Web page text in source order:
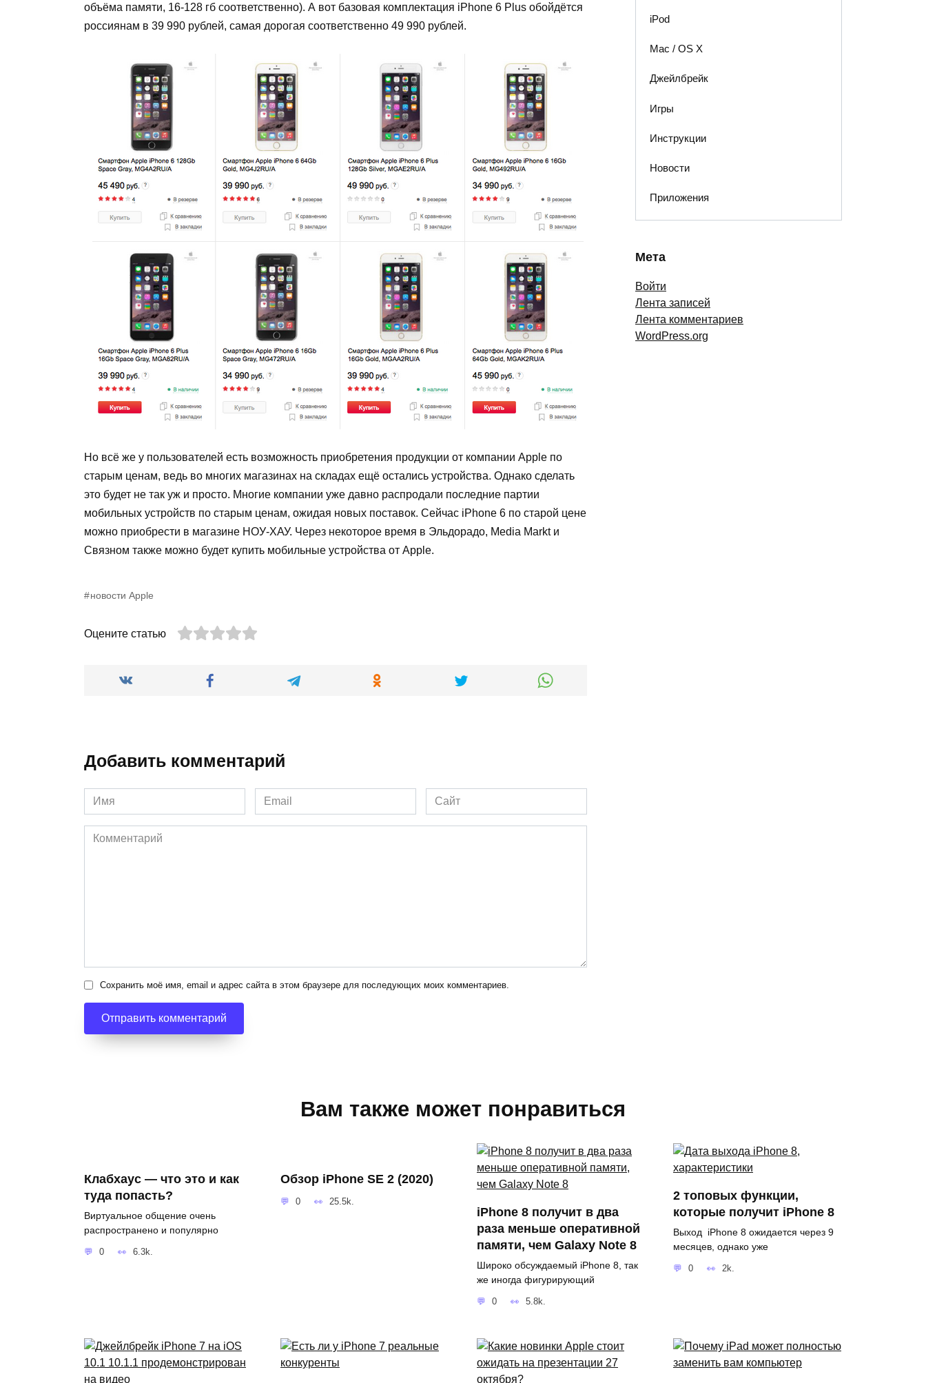
объёма памяти, 16-128 гб соответственно). А вот базовая комплектация iPhone 6 Plus обойдётся
россиянам в 39 990 рублей, самая дорогая соответственно 49 990 рублей.
Но всё же у пользователей есть возможность приобретения продукции от компании Apple по
старым ценам, ведь во многих магазинах на складах ещё остались устройства. Однако сделать
это будет не так уж и просто. Многие компании уже давно распродали последние партии
мобильных устройств по старым ценам, ожидая новых поставок. Сейчас iPhone 6 по старой цене
можно приобрести в магазине НОУ-ХАУ. Через некоторое время в Эльдорадо, Media Markt и
Связном также можно будет купить мобильные устройства от Apple.
новости Apple
Оцените статью
Добавить комментарий
Имя
*
Email
*
Сайт
Комментарий
Сохранить моё имя, email и адрес сайта в этом браузере для последующих моих комментариев.
iPod
Mac / OS X
Джейлбрейк
Игры
Инструкции
Новости
Приложения
Мета
Войти
Лента записей
Лента комментариев
WordPress.org
Вам также может понравиться
Клабхаус — что это и как
туда попасть?
Виртуальное общение очень
распространено и популярно
0 6.3k.
Обзор iPhone SE 2 (2020)
0 25.5k.
iPhone 8 получит в два
раза меньше оперативной
памяти, чем Galaxy Note 8
Широко обсуждаемый iPhone 8, так
же иногда фигурирующий
0 5.8k.
2 топовых функции,
которые получит iPhone 8
Выход iPhone 8 ожидается через 9
месяцев, однако уже
0 2k.